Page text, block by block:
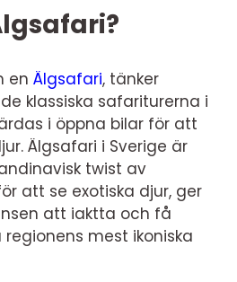
en Älgsafari, tänker
klassiska safariturerna i
i öppna bilar för att
Älgsafari i Sverige är
twist av
att se exotiska djur, ger
att iaktta och få
mest ikoniska